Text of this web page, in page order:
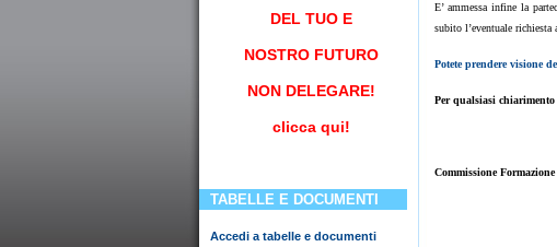
DEL TUO E
NOSTRO FUTURO
NON DELEGARE!
clicca qui!
TABELLE E DOCUMENTI
Accedi a tabelle e documenti
E’ ammessa infine la
subito l’eventuale richiesta
Potete prendere visione
Per qualsiasi chiarimento
Commissione